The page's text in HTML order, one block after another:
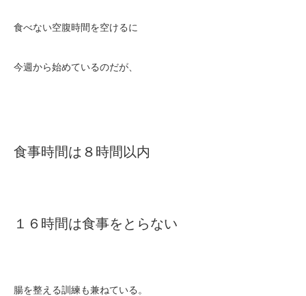
食べない空腹時間を空けるに
今週から始めているのだが、
食事時間は８時間以内
１６時間は食事をとらない
腸を整える訓練も兼ねている。